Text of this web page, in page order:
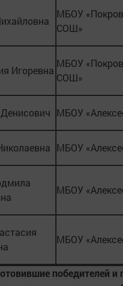
МБОУ
СОШ»
Игоревна
МБОУ
СОШ»
МБОУ
МБОУ
МБОУ
МБОУ
победителей